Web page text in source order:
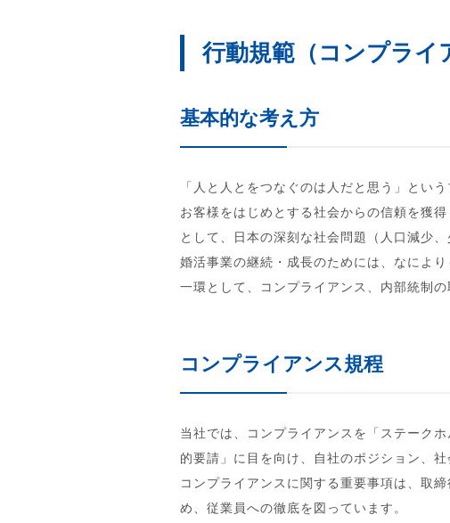
行動規範（コンプライ
基本的な考え方
「人と人とをつなぐのは人だと思う」とい
お客様をはじめとする社会からの信頼を獲
として、日本の深刻な社会問題（人口減少
婚活事業の継続・成長のためには、なによ
一環として、コンプライアンス、内部統制
コンプライアンス規程
当社では、コンプライアンスを「ステーク
的要請」に目を向け、自社のポジション、
コンプライアンスに関する重要事項は、取
め、従業員への徹底を図っています。